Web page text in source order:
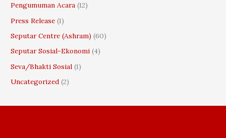
Pengumuman Acara (12)
Press Release (1)
Seputar Centre (Ashram) (60)
Seputar Sosial-Ekonomi (4)
Seva/Bhakti Sosial (1)
Uncategorized (2)